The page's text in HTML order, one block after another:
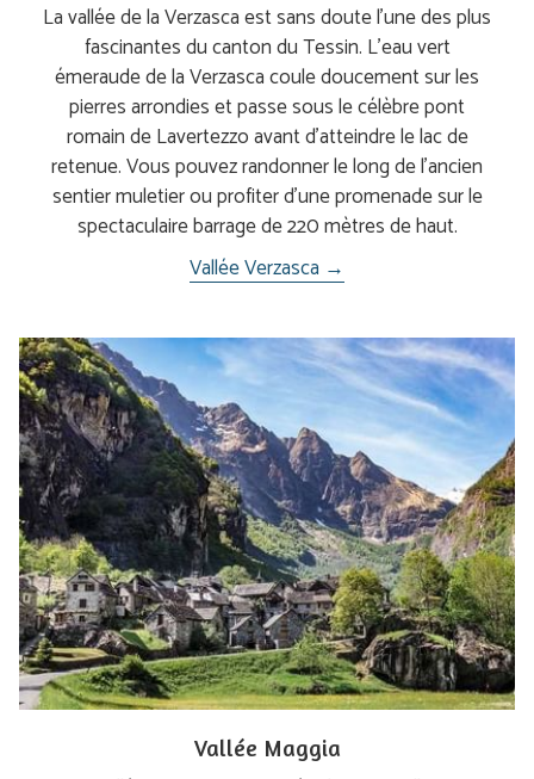
La vallée de la Verzasca est sans doute l’une des plus
fascinantes du canton du Tessin. L'eau vert
émeraude de la Verzasca coule doucement sur les
pierres arrondies et passe sous le célèbre pont
romain de Lavertezzo avant d'atteindre le lac de
retenue. Vous pouvez randonner le long de l'ancien
sentier muletier ou profiter d'une promenade sur le
spectaculaire barrage de 220 mètres de haut.
Vallée Verzasca →
Vallée Maggia